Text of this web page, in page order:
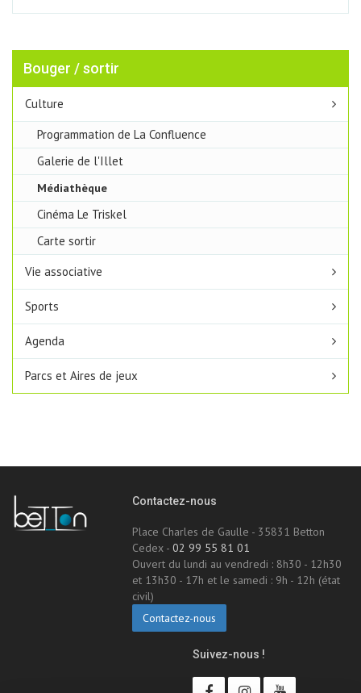
Bouger / sortir
Culture
Programmation de La Confluence
Galerie de l'Illet
Médiathèque
Cinéma Le Triskel
Carte sortir
Vie associative
Sports
Agenda
Parcs et Aires de jeux
Contactez-nous
Place Charles de Gaulle - 35831 Betton
Cedex -02 99 55 81 01
Ouvert du lundi au vendredi : 8h30 - 12h30
et 13h30 - 17h et le samedi : 9h - 12h (état
civil)
Contactez-nous
Suivez-nous !